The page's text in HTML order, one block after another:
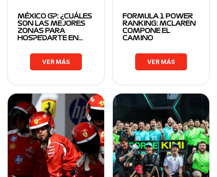
MÉXICO GP: ¿CUÁLES
SON LAS MEJORES
ZONAS PARA
HOSPEDARTE EN…
VER MÁS
FORMULA 1 POWER
RANKING: MCLAREN
COMPONE EL
CAMINO
VER MÁS